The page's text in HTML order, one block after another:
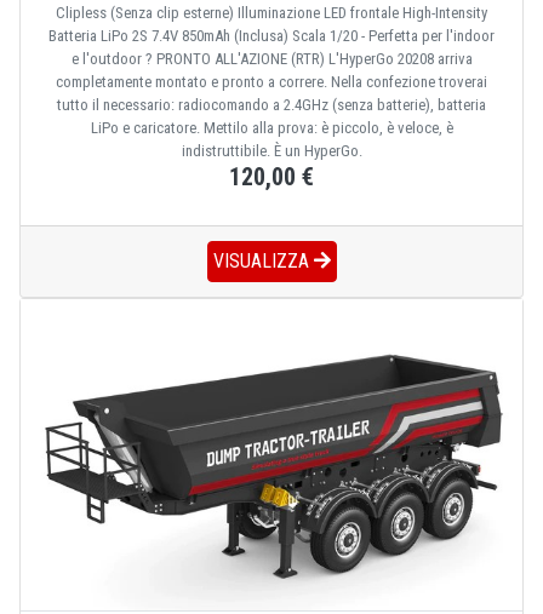
Clipless (Senza clip esterne) Illuminazione LED frontale High-Intensity
Batteria LiPo 2S 7.4V 850mAh (Inclusa) Scala 1/20 - Perfetta per l'indoor
e l'outdoor ? PRONTO ALL'AZIONE (RTR) L'HyperGo 20208 arriva
completamente montato e pronto a correre. Nella confezione troverai
tutto il necessario: radiocomando a 2.4GHz (senza batterie), batteria
LiPo e caricatore. Mettilo alla prova: è piccolo, è veloce, è
indistruttibile. È un HyperGo.
120,00 €
VISUALIZZA